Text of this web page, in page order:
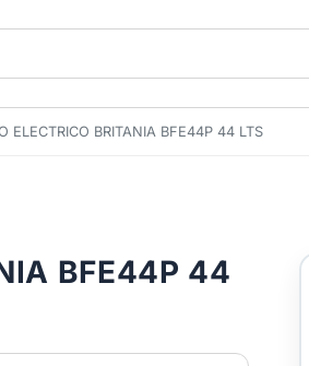
ELECTRICO BRITANIA BFE44P 44 LTS
BFE44P 44